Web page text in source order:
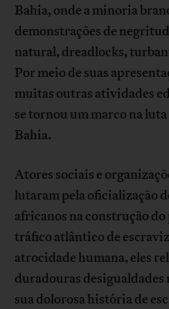
Bahia, onde a minoria
demonstrações de
natural, dreadlocks,
Por meio de suas
muitas outras atividades
se tornou um marco na
Bahia.
Atores sociais e
lutaram pela oficialização
africanos na construção
tráfico atlântico de
atrocidade humana, eles
duradouras
sua dolorosa história de